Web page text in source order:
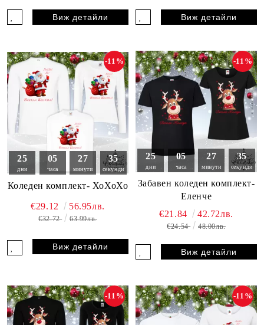
Виж детайли Виж детайли
25
дни
05
часа
27
минути
33
секунди
Коледен комплект- ХоХоХо
-11%
€29.12 56.95лв.
€32.72 63.99лв.
Виж детайли
25
дни
05
часа
27
минути
33
секунди
Забавен коледен комплект-
Еленче
-11%
€21.84 42.72лв.
€24.54 48.00лв.
Виж детайли
-11% -11%